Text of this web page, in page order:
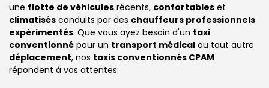
une flotte de véhicules récents, confortables et
climatisés conduits par des chauffeurs professionnels
expérimentés. Que vous ayez besoin d'un taxi
conventionné pour un transport médical ou tout autre
déplacement, nos taxis conventionnés CPAM
répondent à vos attentes.